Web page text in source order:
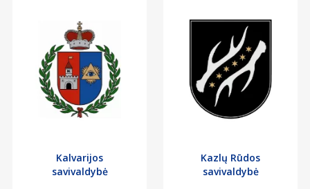
Kalvarijos
savivaldybė
Kazlų Rūdos
savivaldybė